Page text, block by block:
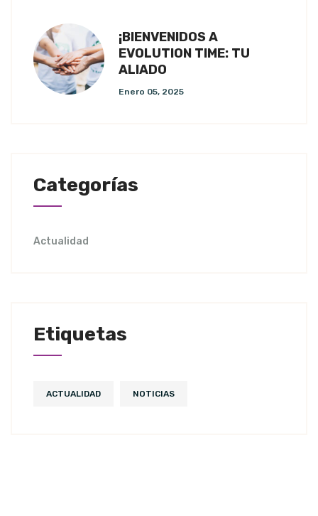
¡BIENVENIDOS A
EVOLUTION TIME: TU
ALIADO
Enero 05, 2025
Categorías
Actualidad
Etiquetas
ACTUALIDAD NOTICIAS